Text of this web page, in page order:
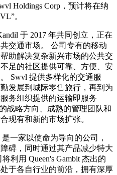
Holdings Corp，预计将在纳
。
于 2017 年共同创立，正在
交通市场。 公司专有的移动
助解决复杂新兴市场的公共交
足的社区提供可靠、方便、安
Swvl 提供多样化的交通服
发展到城际零售旅行，再到为
务组织提供的运输即服务
战略方向、成熟的管理团队和
现有和新的市场扩张。
是一家以使命为导向的公司，
碍，同时通过其产品减少特大
利用 Queen's Gambit 杰出的
于各自行业的前沿，拥有深厚